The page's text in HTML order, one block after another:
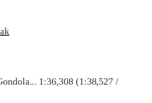
1:36,308 (1:38,527 /